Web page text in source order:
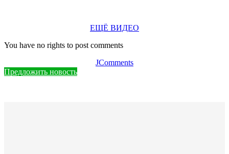
ЕЩЁ ВИДЕО
You have no rights to post comments
JComments
Предложить новость